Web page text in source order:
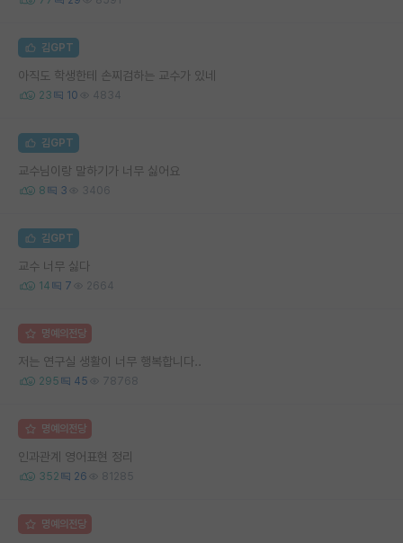
김GPT
아직도 학생한테 손찌검하는 교수가 있네
23 10 4834
김GPT
교수님이랑 말하기가 너무 싫어요
8 3 3406
김GPT
교수 너무 싫다
14 7 2664
명예의전당
저는 연구실 생활이 너무 행복합니다..
295 45 78768
명예의전당
인과관계 영어표현 정리
352 26 81285
명예의전당